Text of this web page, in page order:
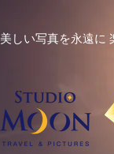
美しい写真を永遠に